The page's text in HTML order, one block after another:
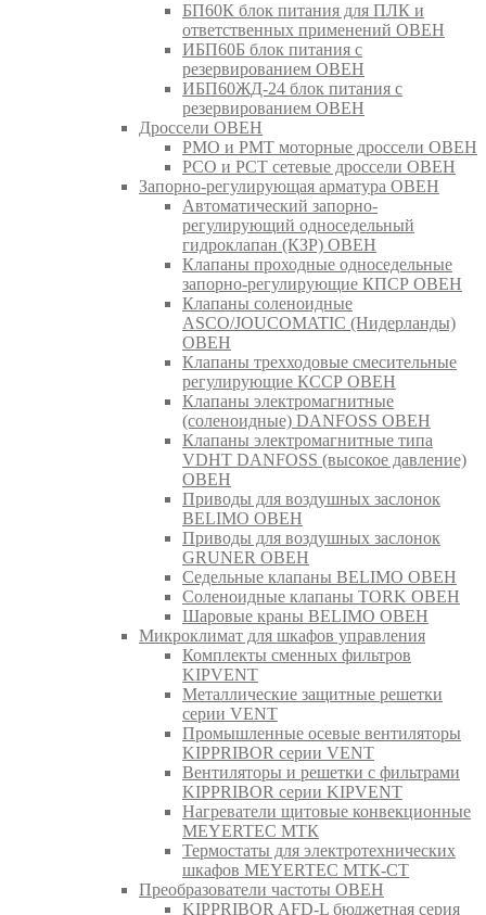
БП60К блок питания для ПЛК и
ответственных применений ОВЕН
ИБП60Б блок питания с
резервированием ОВЕН
ИБП60ЖД-24 блок питания с
резервированием ОВЕН
Дроссели ОВЕН
РМО и РМТ моторные дроссели ОВЕН
РСО и РСТ сетевые дроссели ОВЕН
Запорно-регулирующая арматура ОВЕН
Автоматический запорно-
регулирующий односедельный
гидроклапан (КЗР) ОВЕН
Клапаны проходные односедельные
запорно-регулирующие КПСР ОВЕН
Клапаны соленоидные
ASCO/JOUCOMATIC (Нидерланды)
ОВЕН
Клапаны трехходовые смесительные
регулирующие КССР ОВЕН
Клапаны электромагнитные
(соленоидные) DANFOSS ОВЕН
Клапаны электромагнитные типа
VDHT DANFOSS (высокое давление)
ОВЕН
Приводы для воздушных заслонок
BELIMO ОВЕН
Приводы для воздушных заслонок
GRUNER ОВЕН
Седельные клапаны BELIMO ОВЕН
Соленоидные клапаны TORK ОВЕН
Шаровые краны BELIMO ОВЕН
Микроклимат для шкафов управления
Комплекты сменных фильтров
KIPVENT
Металлические защитные решетки
серии VENT
Промышленные осевые вентиляторы
KIPPRIBOR серии VENT
Вентиляторы и решетки с фильтрами
KIPPRIBOR серии KIPVENT
Нагреватели щитовые конвекционные
MEYERTEC МТК
Термостаты для электротехнических
шкафов MEYERTEC МТК-СТ
Преобразователи частоты ОВЕН
KIPPRIBOR AFD-L бюджетная серия